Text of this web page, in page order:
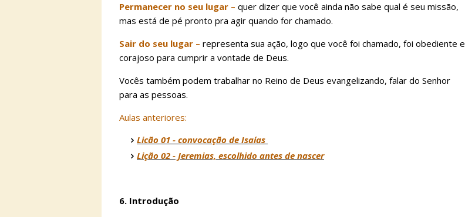
Permanecer no seu lugar – quer dizer que você ainda não sabe qual é seu missão,
mas está de pé pronto pra agir quando for chamado.
Sair do seu lugar – representa sua ação, logo que você foi chamado, foi obediente e
corajoso para cumprir a vontade de Deus.
Vocês também podem trabalhar no Reino de Deus evangelizando, falar do Senhor
para as pessoas.
Aulas anteriores:
Licão 01 - convocação de Isaías
Lição 02 - Jeremias, escolhido antes de nascer
6. Introdução